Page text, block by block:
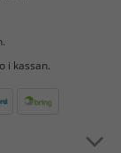
i kassan.